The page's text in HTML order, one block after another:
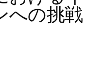
への挑戦